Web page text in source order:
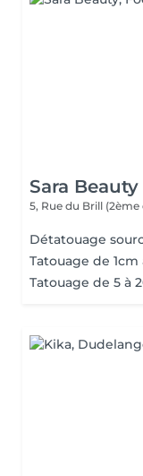
Sara Beauty
5, Rue du Brill
Détatouage
Tatouage de
Tatouage de 5 à